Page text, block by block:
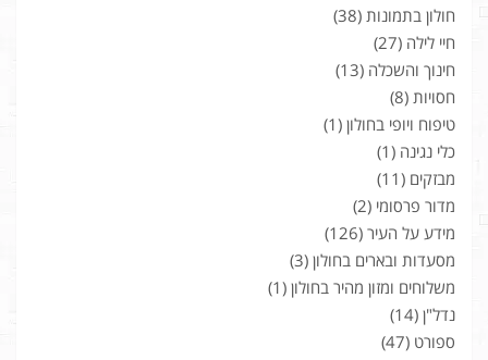
חולון בתמונות (38)
חיי לילה (27)
חינוך והשכלה (13)
חסויות (8)
טיפוח ויופי בחולון (1)
כלי נגינה (1)
מבזקים (11)
מדור פרסומי (2)
מידע על העיר (126)
מסעדות ובארים בחולון (3)
משלוחים ומזון מהיר בחולון (1)
נדל"ן (14)
ספורט (47)